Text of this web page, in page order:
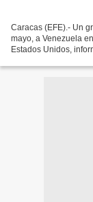
Caracas (EFE).- Un
mayo, a Venezuela
Estados Unidos,